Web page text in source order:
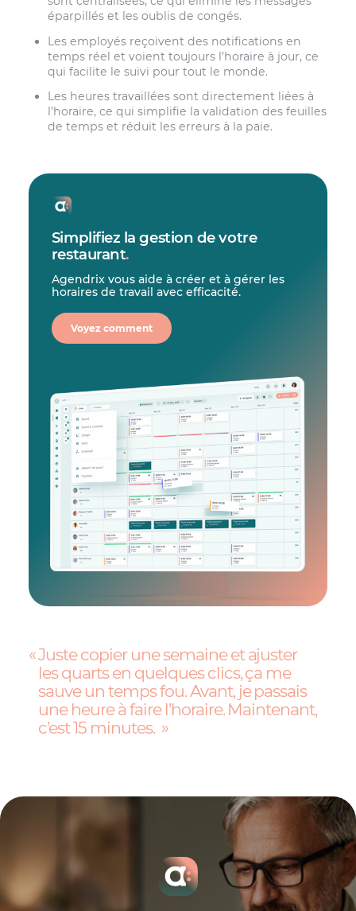
éparpillés et les oublis de congés.
Les employés reçoivent des notifications en
temps réel et voient toujours l’horaire à jour, ce
qui facilite le suivi pour tout le monde.
Les heures travaillées sont directement liées à
l’horaire, ce qui simplifie la validation des feuilles
de temps et réduit les erreurs à la paie.
Simplifiez la gestion de votre
restaurant.
Agendrix vous aide à créer et à gérer les
horaires de travail avec efficacité.
Voyez comment
Juste copier une semaine et ajuster
les quarts en quelques clics, ça me
sauve un temps fou. Avant, je passais
une heure à faire l’horaire. Maintenant,
c’est 15 minutes.